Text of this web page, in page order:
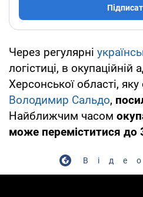
Через регулярні
логістиці, в окупаційній
Херсонської області,
Володимир Сальдо,
Найближчим часом
може переміститися до